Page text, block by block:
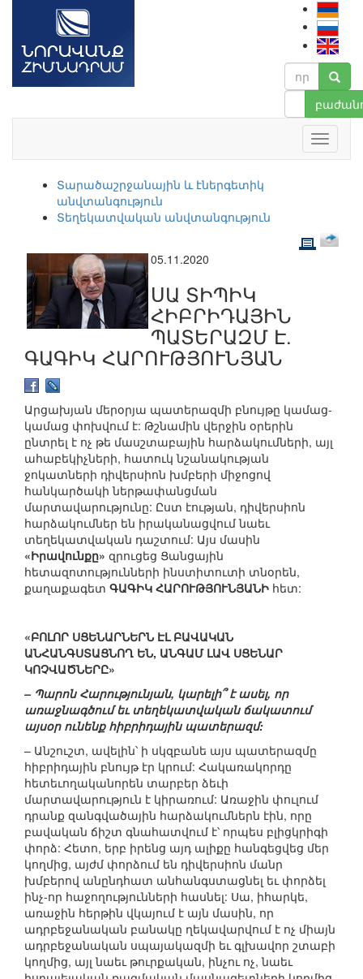
Տարածաշրջանային և էներգետիկ
անվտանգություն
Տեղեկատվական անվտանգություն
05.11.2020
ՍԱ ՏԻՊԻԿ
ՀԻԲՐԻԴԱՅԻՆ
ՊԱՏԵՐԱԶՄ Է.
ԳԱԳԻԿ ՀԱՐՈՒԹՅՈՒՆՅԱՆ
Արցախյան մերօրյա պատերազմի բնույթը կամաց-
կամաց փոխվում է: Թշնամին վերջին օրերին
ընտրել է ոչ թե մասշտաբային հարձակումների, այլ
ահաբեկիչների, հատուկ նշանակության
ջոկատների դիվերսիոն խմբերի միջոցով
հանկարծակի ներթափանցման
մարտավարությունը: Ըստ էության, դիվերսիոն
հարձակումներ են իրականացվում նաեւ
տեղեկատվական դաշտում: Այս մասին
«Իրավունքը» զրուցեց Ցանցային
հետազոտությունների ինստիտուտի տնօրեն,
քաղաքագետ ԳԱԳԻԿ ՀԱՐՈՒԹՅՈՒՆՅԱՆԻ հետ:
«ԲՈԼՈՐ ՍՑԵՆԱՐՆԵՐՆ ԷԼ ԲԱՎԱԿԱՆ
ԱՆՀԱՆԳՍՏԱՑՆՈՂ ԵՆ, ԱՆԳԱՄ ԼԱՎ ՍՑԵՆԱՐ
ԿՈՉՎԱԾՆԵՐԸ»
– Պարոն Հարությունյան, կարելի՞ է ասել, որ
առաջնագծում եւ տեղեկատվական ճակատում
այսօր ունենք հիբրիդային պատերազմ:
– Անշուշտ, ավելին՝ ի սկզբանե այս պատերազմը
հիբրիդային բնույթ էր կրում: Հակառակորդը
հետեւողականորեն տարբեր ձեւի
մարտավարություն է կիրառում: Առաջին փուլում
դրանք զանգվածային հարձակումներն էին, որը
բավական ճիշտ գնահատվում է՝ որպես բլիցկրիգի
փորձ: Հետո, երբ իրենց այդ ալիքը հանգեցվեց մեր
կողմից, այժմ փորձում են դիվերսիոն մանր
խմբերով անընդհատ անհանգստացնել եւ փորձել
ինչ-որ հաջողությունների հասնել: Սա, իհարկե,
առաջին հերթին վկայում է այն մասին, որ
ադրբեջանական բանակը ղեկավարվում է ոչ միայն
ադրբեջանական սպայակազմի եւ գլխավոր շտաբի
կողմից, այլ նաեւ թուրքական, ինչու ոչ, նաեւ